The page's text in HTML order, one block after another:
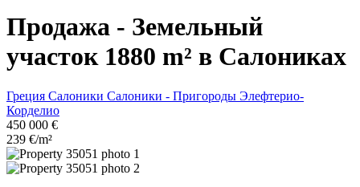
Продажа - Земельный
участок 1880 m² в Салониках
Греция Салоники Салоники - Пригороды Элефтерио-
Корделио
450 000 €
239 €/m²